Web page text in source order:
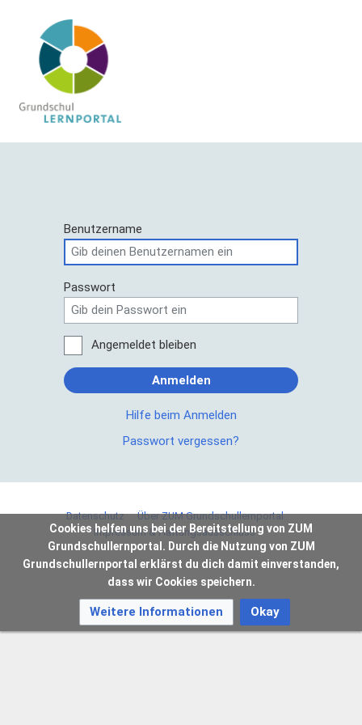
Benutzername
Passwort
Angemeldet bleiben
Anmelden
Hilfe beim Anmelden
Passwort vergessen?
Datenschutz
Über ZUM Grundschullernportal
Impressum & Haftungsausschluss
Cookies helfen uns bei der Bereitstellung von ZUM
Grundschullernportal. Durch die Nutzung von ZUM
Grundschullernportal erklärst du dich damit einverstanden,
dass wir Cookies speichern.
Weitere Informationen Okay